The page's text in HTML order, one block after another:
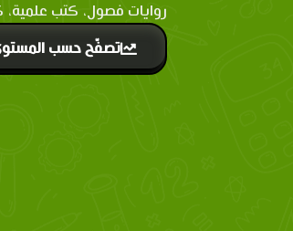
روايات فصول، كتب علمية،
تصفّح حسب